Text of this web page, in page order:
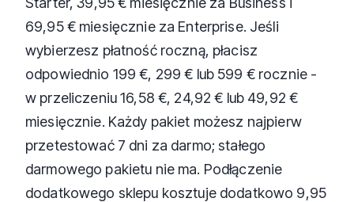
69,95 € miesięcznie za Enterprise. Jeśli
wybierzesz płatność roczną, płacisz
odpowiednio 199 €, 299 € lub 599 € rocznie -
w przeliczeniu 16,58 €, 24,92 € lub 49,92 €
miesięcznie. Każdy pakiet możesz najpierw
przetestować 7 dni za darmo; stałego
darmowego pakietu nie ma. Podłączenie
dodatkowego sklepu kosztuje dodatkowo 9,95